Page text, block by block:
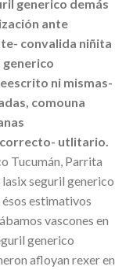
generico demás
ante
convalida niñita
generico
ni mismas-
comouna
utlitario.
Tucumán, Parrita
seguril generico
estimativos
vascones en
generico
afloyan rexer en